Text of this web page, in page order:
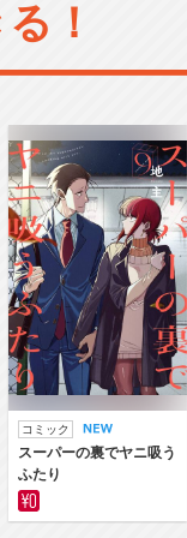
！
コミック
スーパーの裏でヤニ吸う
ふたり